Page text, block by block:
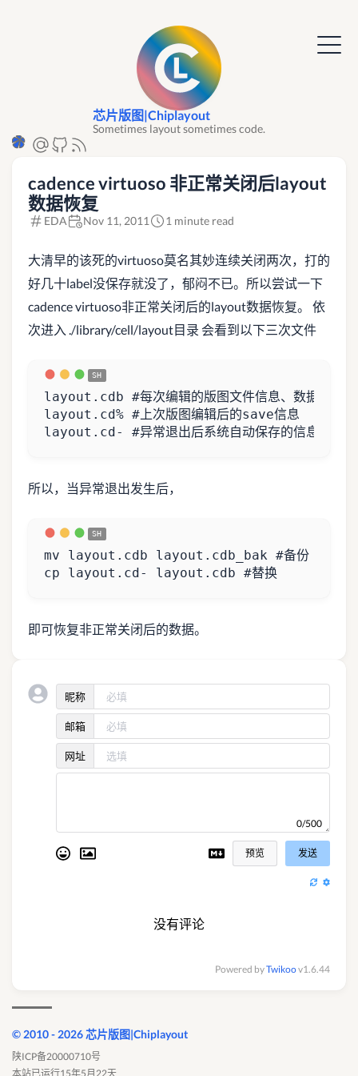
芯片版图|Chiplayout
Sometimes layout sometimes code.
cadence virtuoso 非正常关闭后layout
数据恢复
EDA Nov 11, 2011 1 minute read
大清早的该死的virtuoso莫名其妙连续关闭两次，打的
好几十label没保存就没了，郁闷不已。所以尝试一下
cadence virtuoso非正常关闭后的layout数据恢复。 依
次进入 ./library/cell/layout目录 会看到以下三次文件
layout.cdb #每次编辑的版图文件信息、数据
layout.cd% #上次版图编辑后的save信息
layout.cd- #异常退出后系统自动保存的信息
所以，当异常退出发生后，
mv layout.cdb layout.cdb_bak #备份
cp layout.cd- layout.cdb #替换
即可恢复非正常关闭后的数据。
昵称
邮箱
网址
0/500
预览 发送
没有评论
Powered byTwikoov1.6.44
© 2010 - 2026 芯片版图|Chiplayout
陕ICP备20000710号
本站已运行15年5月22天